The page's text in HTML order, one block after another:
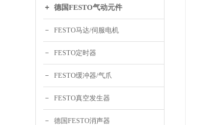
德国FESTO气动元件
FESTO马达/伺服电机
FESTO定时器
FESTO缓冲器/气爪
FESTO真空发生器
德国FESTO消声器